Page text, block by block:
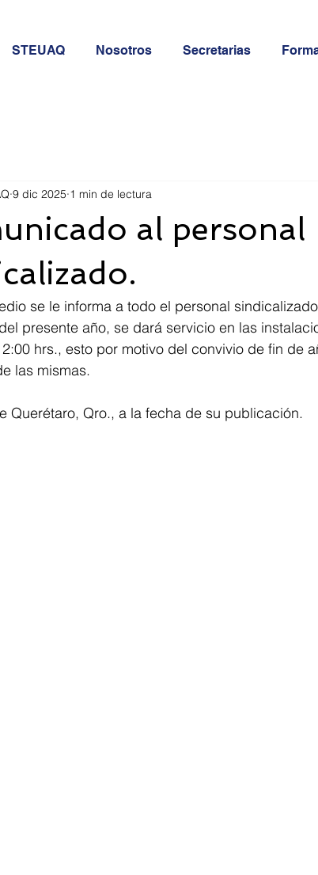
STEUAQ Nosotros Secretarias
al personal
9 dic 2025 1 min de lectura
se le informa a todo el personal
presente año, se dará servicio en las
hrs., esto por motivo del convivio de fin de
las mismas.
Querétaro, Qro., a la fecha de su publicación.